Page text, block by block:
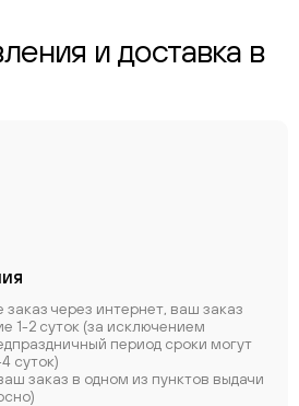
и доставка в
через интернет, ваш заказ
1-2 суток (за исключением
период сроки могут
суток)
заказ в одном из пунктов выдачи